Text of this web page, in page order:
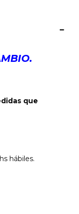
que
hábiles.